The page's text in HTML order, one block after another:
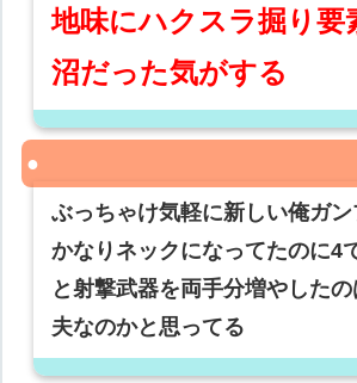
地味にハクスラ掘り要
沼だった気がする
ぶっちゃけ気軽に新しい俺ガ
かなりネックになってたのに4
と射撃武器を両手分増やした
夫なのかと思ってる